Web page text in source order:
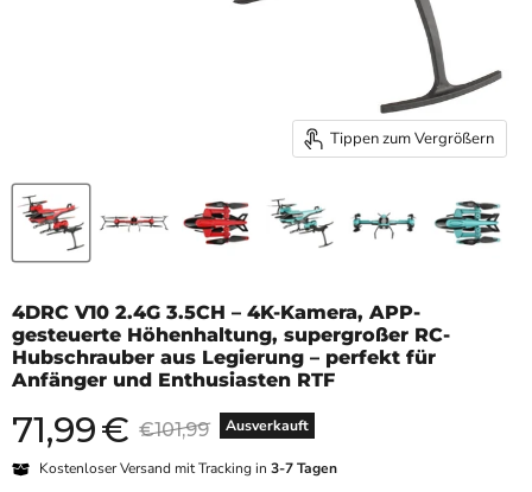
Tippen zum Vergrößern
4DRC V10 2.4G 3.5CH – 4K-Kamera, APP-
gesteuerte Höhenhaltung, supergroßer RC-
Hubschrauber aus Legierung – perfekt für
Anfänger und Enthusiasten RTF
Ausverkauft
Aktueller Preis
71,99€ Originalpreis
€101,99
Kostenloser Versand mit Tracking in 3-7 Tagen